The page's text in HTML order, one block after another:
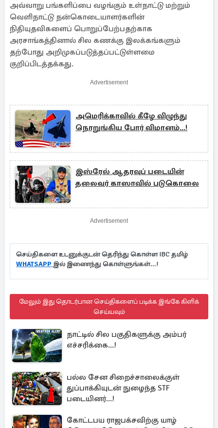
அவ்வாறு பங்களிப்பை வழங்கும் உள்நாட்டு மற்றும்
வெளிநாட்டு நன்கொடையாளர்களின்
நிதியுதவிகளைப் பொறுப்பேற்பதற்காக
அரசாங்கத்தினால் சில கணக்கு இலக்கங்களும்
தற்போது அறிமுகப்படுத்தப்பட்டுள்ளமை
குறிப்பிடத்தக்கது.
Advertisement
அமெரிக்காவில் கீழே விழுந்து
நொறுங்கிய போர் விமானம்...!
இஸ்ரேல் ஆதரவுப் படையின்
தலைவர் காஸாவில் படுகொலை
Advertisement
செய்திகளை உடனுக்குடன் தெரிந்து கொள்ள IBC தமிழ்
WHATSAPP இல் இணைந்து கொள்ளுங்கள்...!
மேலும் இது தொடர்பான செய்திகளைப் படிக்க இங்கே கிளிக்
செய்யவும்
நாட்டில் சில பகுதிகளுக்கு அம்பர்
எச்சரிக்கை...!
பல்ல சேன சிறைச்சாலைக்குள்
துப்பாக்கியுடன் நுழைந்த STF
படையினர்...!
கோட்டபய ராஜபக்சவிற்கு யாழ்